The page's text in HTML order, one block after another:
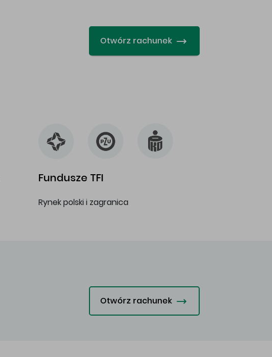
Otwórz rachunek
Fundusze TFI
Rynek polski i zagranica
Otwórz rachunek